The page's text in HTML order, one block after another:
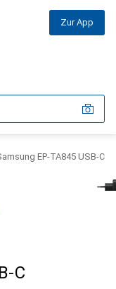
Zur App
EP-TA845 USB-C
C